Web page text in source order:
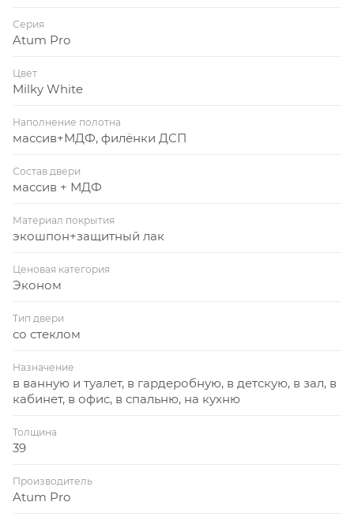
Серия
Atum Pro
Цвет
Milky White
Наполнение полотна
массив+МДФ, филёнки ДСП
Состав двери
массив + МДФ
Материал покрытия
экошпон+защитный лак
Ценовая категория
Эконом
Тип двери
со стеклом
Назначение
в ванную и туалет, в гардеробную, в детскую, в зал, в
кабинет, в офис, в спальню, на кухню
Толщина
39
Производитель
Atum Pro